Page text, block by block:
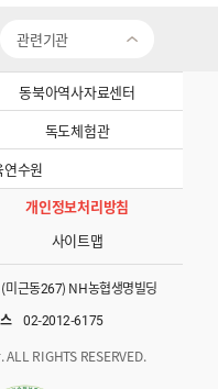
관련기관
동북아역사자료센터
독도체험관
수원
개인정보처리방침
사이트맵
근동267) NH농협생명빌딩
02-2012-6175
RIGHTS RESERVED.